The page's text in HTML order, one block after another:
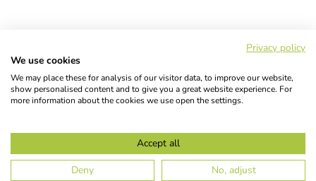
Privacy policy
We use cookies
We may place these for analysis of our visitor data, to improve our website,
show personalised content and to give you a great website experience. For
more information about the cookies we use open the settings.
Accept all
Deny
No, adjust